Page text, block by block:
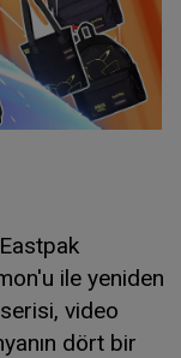
ile yeniden
video
dört bir